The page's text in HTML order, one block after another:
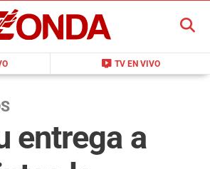
live_tv TV EN VIVO
BUSCAR
entrega a